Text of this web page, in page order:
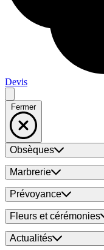
Devis
Fermer
Obsèques
Marbrerie
Prévoyance
Fleurs et cérémonies
Actualités